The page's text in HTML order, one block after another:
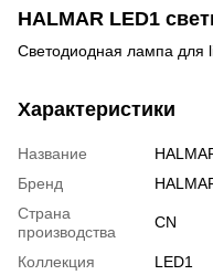
HALMAR LED1
Светодиодная лампа для
Характеристики
Название
Бренд
Страна
производства
CN
Коллекция
LED1